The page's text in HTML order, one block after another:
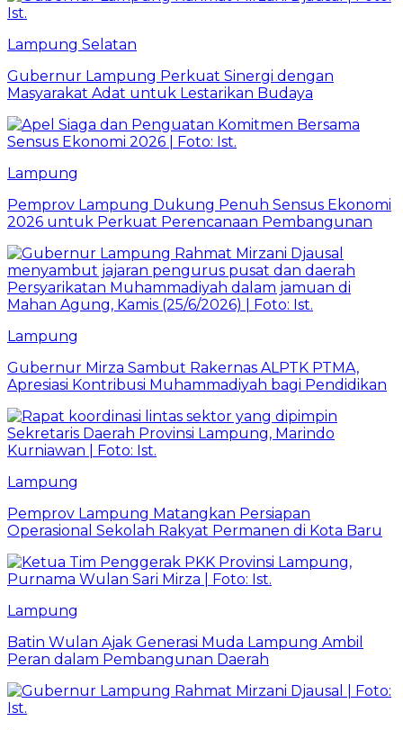
Lampung Selatan
Gubernur Lampung Perkuat Sinergi dengan
Masyarakat Adat untuk Lestarikan Budaya
Lampung
Pemprov Lampung Dukung Penuh Sensus Ekonomi
2026 untuk Perkuat Perencanaan Pembangunan
Lampung
Gubernur Mirza Sambut Rakernas ALPTK PTMA,
Apresiasi Kontribusi Muhammadiyah bagi Pendidikan
Lampung
Pemprov Lampung Matangkan Persiapan
Operasional Sekolah Rakyat Permanen di Kota Baru
Lampung
Batin Wulan Ajak Generasi Muda Lampung Ambil
Peran dalam Pembangunan Daerah